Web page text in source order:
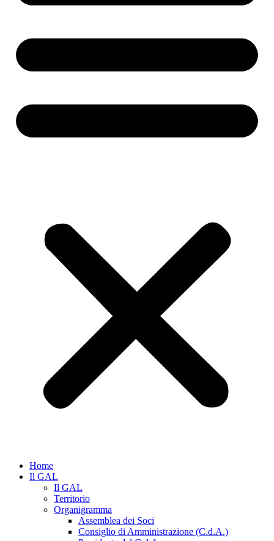
Home
Il GAL
Il GAL
Territorio
Organigramma
Assemblea dei Soci
Consiglio di Amministrazione (C.d.A.)